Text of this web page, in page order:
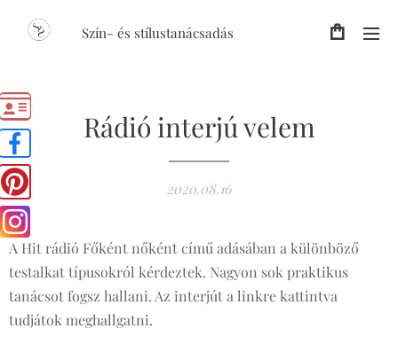
Szín- és stílustanácsadás
Rádió interjú velem
2020.08.16
A Hit rádió Főként nőként című adásában a különböző
testalkat típusokról kérdeztek. Nagyon sok praktikus
tanácsot fogsz hallani. Az interjút a linkre kattintva
tudjátok meghallgatni.